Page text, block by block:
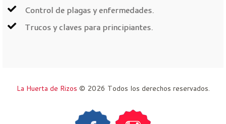
Control de plagas y enfermedades.
Trucos y claves para principiantes.
La Huerta de Rizos © 2026 Todos los derechos reservados.